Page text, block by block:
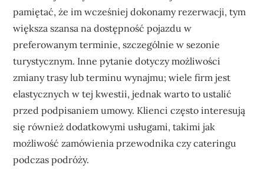
pamiętać, że im wcześniej dokonamy rezerwacji, tym
większa szansa na dostępność pojazdu w
preferowanym terminie, szczególnie w sezonie
turystycznym. Inne pytanie dotyczy możliwości
zmiany trasy lub terminu wynajmu; wiele firm jest
elastycznych w tej kwestii, jednak warto to ustalić
przed podpisaniem umowy. Klienci często interesują
się również dodatkowymi usługami, takimi jak
możliwość zamówienia przewodnika czy cateringu
podczas podróży.